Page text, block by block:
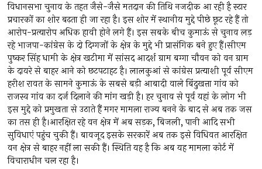
विधानसभा चुनाव के तहत जैसे-जैसे मतदान की तिथि नजदीक आ रही है स्टार
प्रचारकों का शोर बढ़ता ही जा रहा है। इस शोर में स्थानीय मुद्दे पीछे छूट रहे हैं तो
आरोप-प्रत्यारोप अधिक हावी होने लगे हैं। इस सबके बीच कुमाऊं से चुनाव लड़
रहे भाजपा-कांग्रेस के दो दिग्गजों के क्षेत्र के मुद्दे भी प्रासंगिक बने हुए हैं।सीएम
पुष्कर सिंह धामी के क्षेत्र खटीमा में सांसद आदर्श ग्राम बग्गा चौवन को वन ग्राम
के दायरे से बाहर आने को छटपटाहट है। लालकुआं से कांग्रेस प्रत्याशी पूर्व सीएम
हरीश रावत के सामने कुमाऊं के सबसे बड़ी आबादी वाले बिंदुखत्ता गांव को
राजस्व गांव का दर्ज दिलाने की मांग खड़ी है। हर चुनाव से पूर्व यहां के लोग भी
इस मुद्दे को प्रमुखता से उठाते हैं मगर मामला राज्य बनने के बाद से अब तक जस
का तस ही है।आरक्षित रहे वन क्षेत्र में अब सड़क, बिजली, पानी आदि सभी
सुविधाएं पहुंच चुकी हैं। बावजूद इसके सरकारें अब तक इसे विधिवत आरक्षित
वन क्षेत्र से बाहर नहीं ला सकी हैं। स्थिति यह है कि अब यह मामला कोर्ट में
विचाराधीन चल रहा है।